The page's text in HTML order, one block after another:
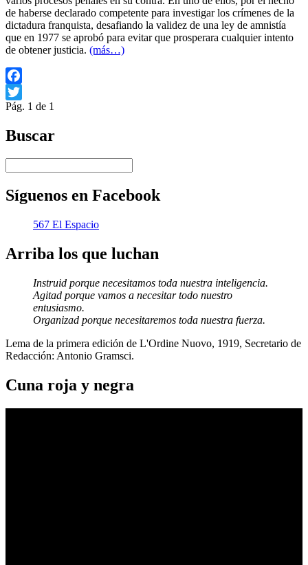
de haberse declarado competente para investigar los crímenes de la
dictadura franquista, desafiando la validez de una ley de amnistía
que en 1977 se aprobó para evitar que prosperara cualquier intento
de obtener justicia. (más…)
Facebook
Twitter
Pág. 1 de 1
Buscar
Síguenos en Facebook
567 El Espacio
Arriba los que luchan
Instruid porque necesitamos toda nuestra inteligencia.
Agitad porque vamos a necesitar todo nuestro
entusiasmo.
Organizad porque necesitaremos toda nuestra fuerza.
Lema de la primera edición de L'Ordine Nuovo, 1919, Secretario de
Redacción: Antonio Gramsci.
Cuna roja y negra